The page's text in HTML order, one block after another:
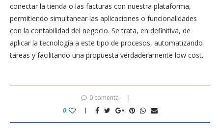
conectar la tienda o las facturas con nuestra plataforma,
permitiendo simultanear las aplicaciones o funcionalidades
con la contabilidad del negocio. Se trata, en definitiva, de
aplicar la tecnología a este tipo de procesos, automatizando
tareas y facilitando una propuesta verdaderamente low cost.
0 comenta
0